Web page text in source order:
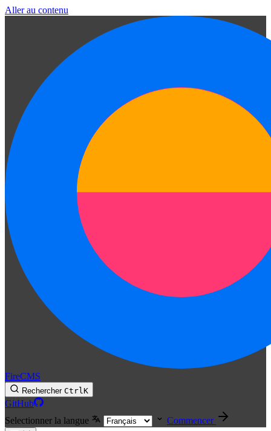
Aller au contenu
FireCMS
Rechercher CtrlK
GitHub
Selectionner la langue
Commencer